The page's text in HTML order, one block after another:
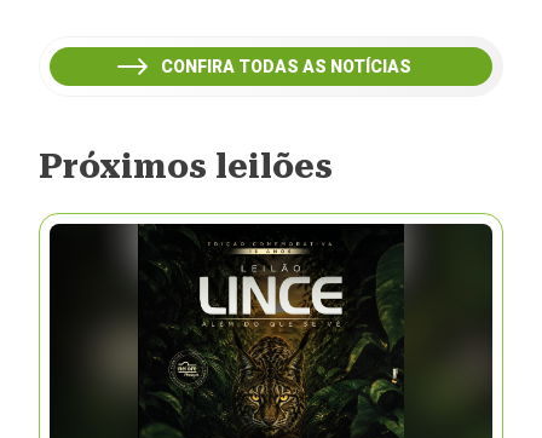
CONFIRA TODAS AS NOTÍCIAS
Próximos leilões